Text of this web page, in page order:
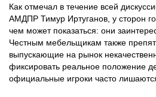
Как отмечал в течение всей
АМДПР Тимур Иртуганов, у сторон
чем может показаться: они
Честным мебельщикам также
выпускающие на рынок
фиксировать реальное положение
официальные игроки часто